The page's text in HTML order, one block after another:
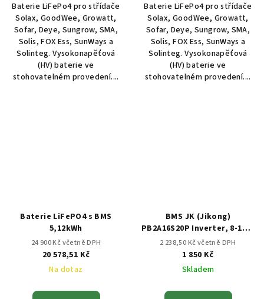
Baterie LiFePo4 pro střídače
Solax, GoodWee, Growatt,
Sofar, Deye, Sungrow, SMA,
Solis, FOX Ess, SunWays a
Solinteg. Vysokonapěťová
(HV) baterie ve
stohovatelném provedení....
Baterie LiFePo4 pro střídače
Solax, GoodWee, Growatt,
Sofar, Deye, Sungrow, SMA,
Solis, FOX Ess, SunWays a
Solinteg. Vysokonapěťová
(HV) baterie ve
stohovatelném provedení....
Baterie LiFePO4 s BMS
5,12kWh
24 900 Kč včetně DPH
20 578,51 Kč
Na dotaz
BMS JK (Jikong)
PB2A16S20P Inverter, 8-16S,
2A, 200A, V15
2 238,50 Kč včetně DPH
1 850 Kč
Skladem